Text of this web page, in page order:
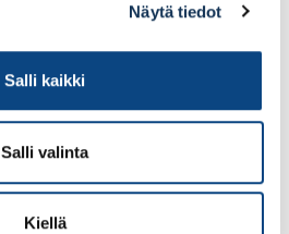
Näytä tiedot
Salli kaikki
Salli valinta
Kiellä
Kiila-ankkuri FBN Zn II
(10/5K) 10×71